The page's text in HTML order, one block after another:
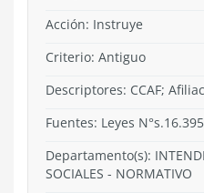
Acción: Instruye
Criterio: Antiguo
Descriptores: CCAF;
Fuentes: Leyes
Departamento(s):
SOCIALES - NORMATIVO